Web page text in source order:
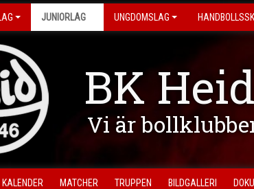
JUNIORLAG UNGDOMSLAG
BK Heid
Vi är
KALENDER MATCHER TRUPPEN BILDGALLERI